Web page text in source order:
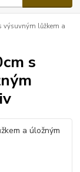
výsuvným lůžkem a
s